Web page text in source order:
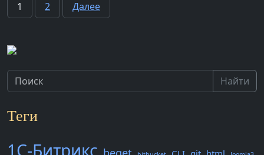
Пагинация
1 2 Далее
Найти
Теги
1С-Битрикс